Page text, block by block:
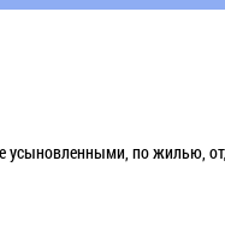
усыновленными, по жилью,